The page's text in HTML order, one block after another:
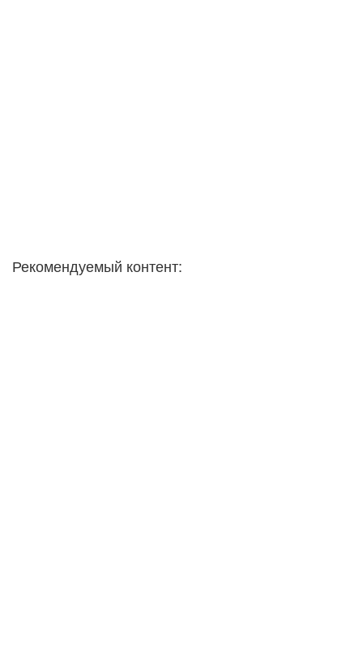
Рекомендуемый контент: